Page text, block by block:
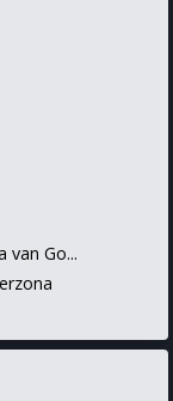
van Go...